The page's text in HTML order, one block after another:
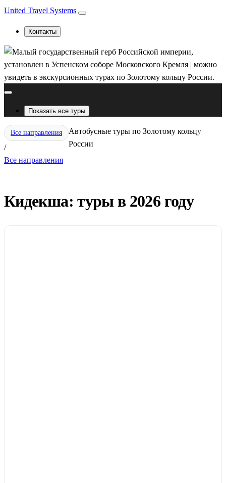
United Travel Systems
Контакты
Показать все туры
Все направления
/
Автобусные туры по Золотому кольцу
России
Все направления
Кидекша: туры в 2026 году